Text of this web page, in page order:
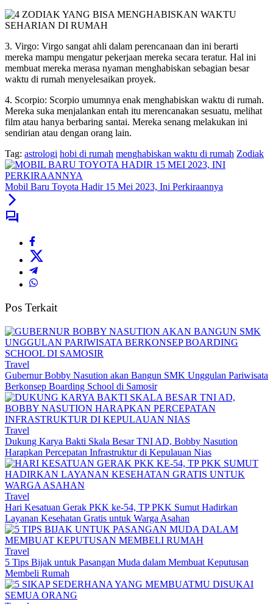
3. Virgo: Virgo sangat ahli dalam perencanaan dan ini berarti
mereka mampu mengatur pekerjaan mereka secara teratur. Hal ini
membuat mereka merasa nyaman menghabiskan sebagian besar
waktu di rumah menyelesaikan proyek.
4. Scorpio: Scorpio umumnya enak menghabiskan waktu di rumah.
Mereka suka menjalankan entah itu merencanakan sesuatu, melihat
film atau hanya berbaring santai. Mereka senang melakukan ini
sendirian atau dengan orang lain.
Tag: astrologi hobi di rumah menghabiskan waktu di rumah Zodiak
Mobil Baru Toyota Hadir 15 Mei 2023, Ini Perkiraannya
Pos Terkait
Travel
Gubernur Bobby Nasution akan Bangun SMK Unggulan Pariwisata
Berkonsep Boarding School di Samosir
Travel
Dukung Karya Bakti Skala Besar TNI AD, Bobby Nasution
Harapkan Percepatan Infrastruktur di Kepulauan Nias
Travel
Hari Kesatuan Gerak PKK ke-54, TP PKK Sumut Hadirkan
Layanan Kesehatan Gratis untuk Warga Asahan
Travel
5 Tips Bijak untuk Pasangan Muda dalam Membuat Keputusan
Membeli Rumah